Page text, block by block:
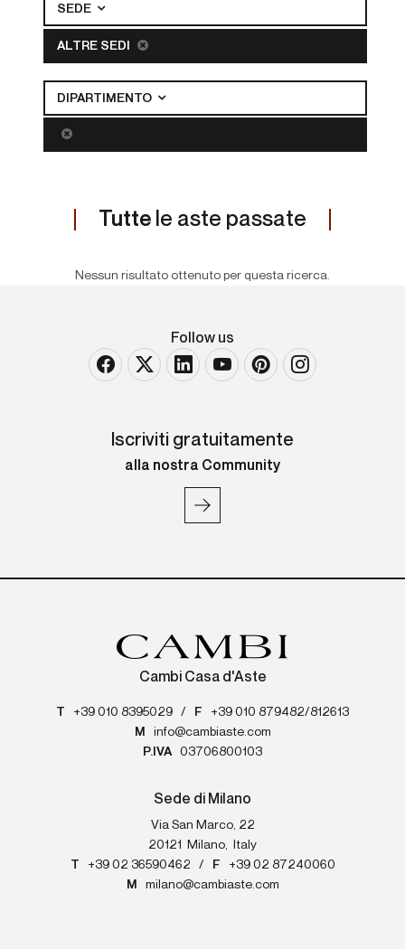
SEDE
ALTRE SEDI
DIPARTIMENTO
Tutte le aste passate
Nessun risultato ottenuto per questa ricerca.
Follow us
Iscriviti gratuitamente
alla nostra Community
Cambi Casa d'Aste
T +39 010 8395029 / F
+39 010 879482/812613
M
info@cambiaste.com
P.IVA
03706800103
Sede di Milano
Via San Marco, 22
20121
Milano
Italy
T
+39 02 36590462 / F
+39 02 87240060
M
milano@cambiaste.com